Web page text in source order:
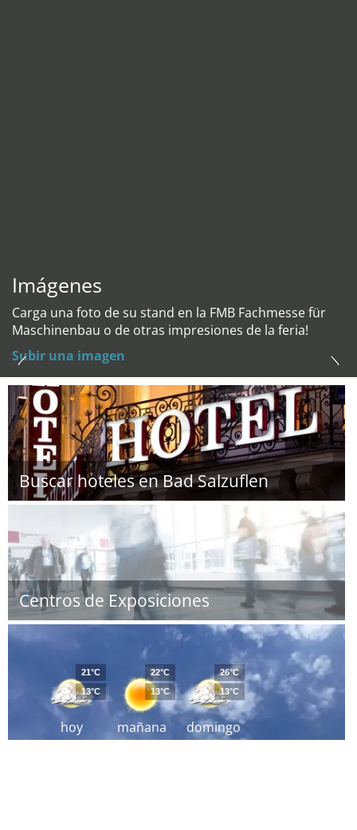
Imágenes
Carga una foto de su stand en la FMB Fachmesse für
Maschinenbau o de otras impresiones de la feria!
Subir una imagen
Buscar hoteles en Bad Salzuflen
Centros de Exposiciones
hoy
21°C
13°C
mañana
22°C
13°C
domingo
26°C
13°C